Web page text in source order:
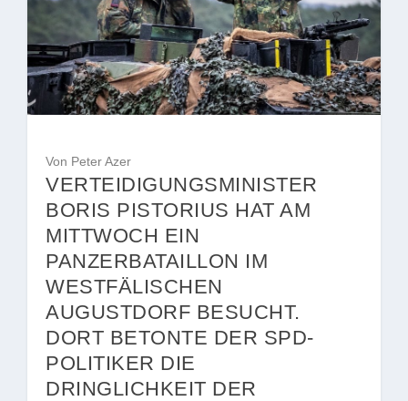
Von Peter Azer
VERTEIDIGUNGSMINISTER
BORIS PISTORIUS HAT AM
MITTWOCH EIN
PANZERBATAILLON IM
WESTFÄLISCHEN
AUGUSTDORF BESUCHT.
DORT BETONTE DER SPD-
POLITIKER DIE
DRINGLICHKEIT DER